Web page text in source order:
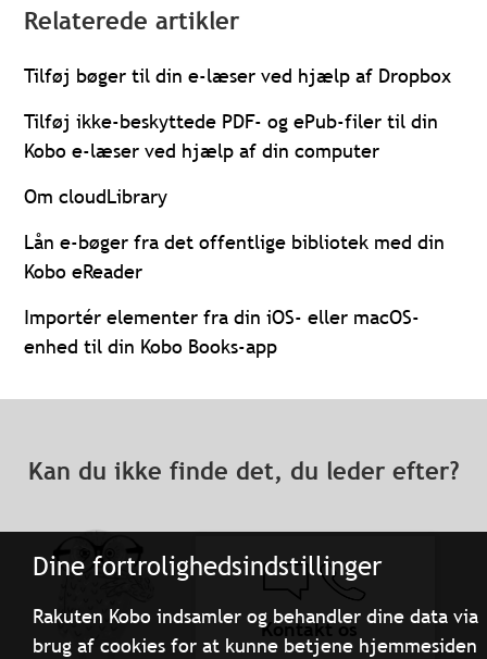
Dine fortrolighedsindstillinger
Rakuten Kobo indsamler og behandler dine data via
brug af cookies for at kunne betjene hjemmesiden
Relaterede artikler
Tilføj bøger til din e-læser ved hjælp af Dropbox
Tilføj ikke-beskyttede PDF- og ePub-filer til din
Kobo e-læser ved hjælp af din computer
Om cloudLibrary
Lån e-bøger fra det offentlige bibliotek med din
Kobo eReader
Importér elementer fra din iOS- eller macOS-
enhed til din Kobo Books-app
Kan du ikke finde det, du leder efter?
Kontakt os